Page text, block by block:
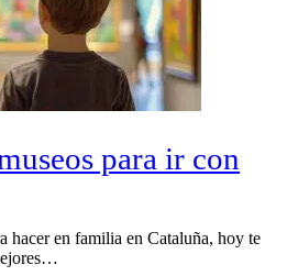
para ir con
hacer en familia en Cataluña, hoy te